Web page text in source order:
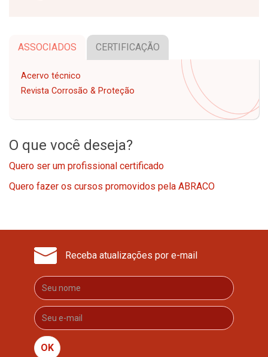
ASSOCIADOS CERTIFICAÇÃO
Acervo técnico
Revista Corrosão & Proteção
O que você deseja?
Quero ser um profissional certificado
Quero fazer os cursos promovidos pela ABRACO
Receba atualizações por e-mail
OK